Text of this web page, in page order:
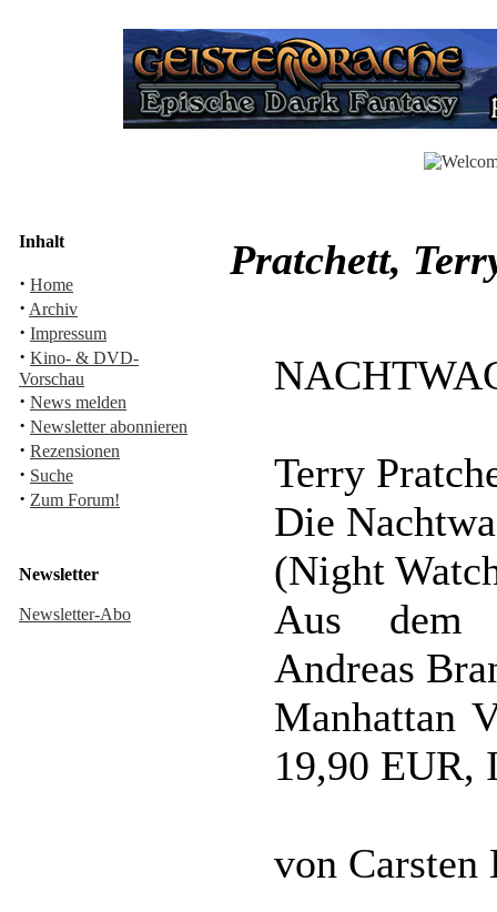
Inhalt
· Home
· Archiv
· Impressum
· Kino- & DVD-
Vorschau
· News melden
· Newsletter abonnieren
· Rezensionen
· Suche
· Zum Forum!
Newsletter
Newsletter-Abo
Pratchett,
Terry
Die
(Night
Aus dem
Andreas
Manhattan
19,90 EUR,
von Carsten